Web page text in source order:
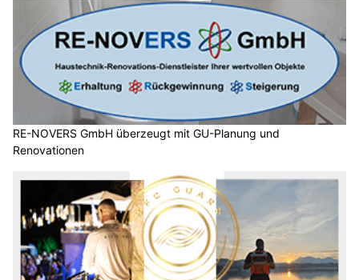
RE-NOVERS GmbH überzeugt mit GU-Planung und
Renovationen